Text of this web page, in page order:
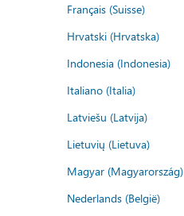
Français (Suisse)
Hrvatski (Hrvatska)
Indonesia (Indonesia)
Italiano (Italia)
Latviešu (Latvija)
Lietuvių (Lietuva)
Magyar (Magyarország)
Nederlands (België)